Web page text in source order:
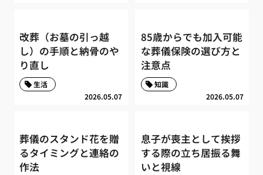
改葬（お墓の引っ越
し）の手順と納骨のや
り直し
2026.05.07
生活
85歳からでも加入可能
な葬儀保険の選び方と
注意点
2026.05.07
知識
葬儀のスタンド花を贈
るタイミングと連絡の
作法
息子が喪主として挨拶
する際の立ち居振る舞
いと視線